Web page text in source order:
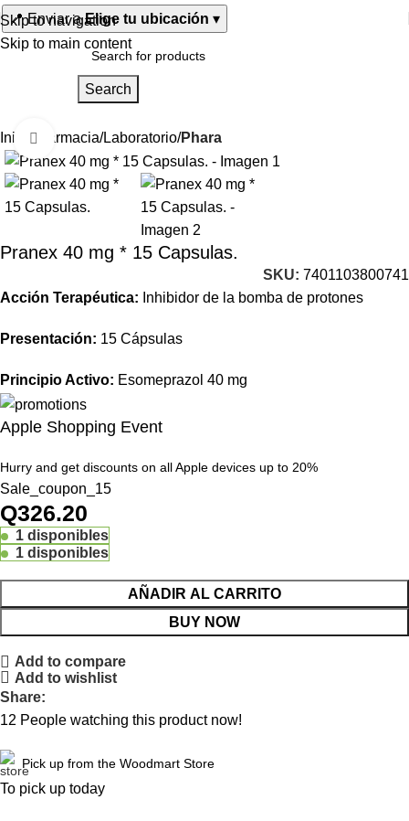
Skip to navigation
Skip to main content
📍 Enviar a Elige tu ubicación ▾
Search
Inicio Farmacia Laboratorio Phara
Click to enlarge
Pranex 40 mg * 15 Capsulas.
SKU: 7401103800741
Acción Terapéutica: Inhibidor de la bomba de protones
Presentación: 15 Cápsulas
Principio Activo: Esomeprazol 40 mg
Apple Shopping Event
Hurry and get discounts on all Apple devices up to 20%
Sale_coupon_15
Q326.20
1 disponibles
1 disponibles
AÑADIR AL CARRITO
BUY NOW
Add to compare
Add to wishlist
Share:
12 People watching this product now!
Pick up from the Woodmart Store
To pick up today